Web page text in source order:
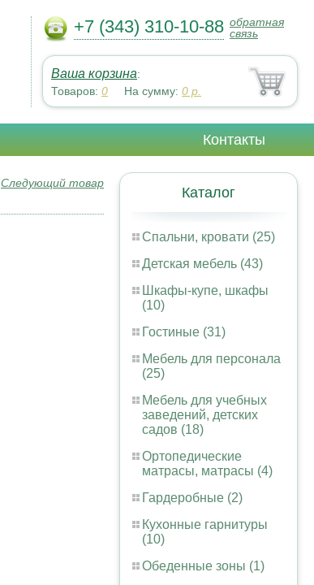
+7 (343) 310-10-88 обратная
связь
Ваша корзина:
Товаров: 0 На сумму: 0 р.
Контакты
Каталог
Спальни, кровати (25)
Детская мебель (43)
Шкафы-купе, шкафы
(10)
Гостиные (31)
Мебель для персонала
(25)
Мебель для учебных
заведений, детских
садов (18)
Ортопедические
матрасы, матрасы (4)
Гардеробные (2)
Кухонные гарнитуры
(10)
Обеденные зоны (1)
Следующий товар